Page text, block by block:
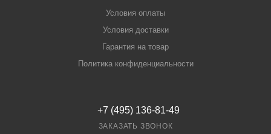
Условия оплаты
Условия доставки
Гарантия на товар
Политика конфиденциальности
+7 (495) 136-81-49
ЗАКАЗАТЬ ЗВОНОК